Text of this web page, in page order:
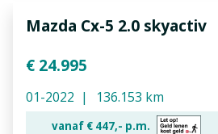
Mazda Cx-5 2.0 skyactiv
€ 24.995
01-2022 136.153 km
vanaf € 447,- p.m.